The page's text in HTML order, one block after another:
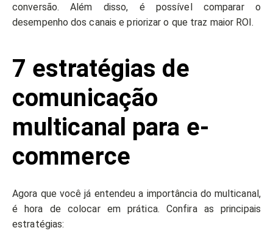
conversão. Além disso, é possível comparar o
desempenho dos canais e priorizar o que traz maior ROI.
7 estratégias de
comunicação
multicanal para e-
commerce
Agora que você já entendeu a importância do multicanal,
é hora de colocar em prática. Confira as principais
estratégias: